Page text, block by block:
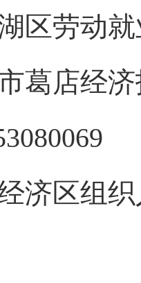
劳动就
店经济
区组织